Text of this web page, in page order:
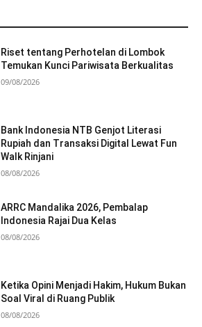
Riset tentang Perhotelan di Lombok
Temukan Kunci Pariwisata Berkualitas
09/08/2026
Bank Indonesia NTB Genjot Literasi
Rupiah dan Transaksi Digital Lewat Fun
Walk Rinjani
08/08/2026
ARRC Mandalika 2026, Pembalap
Indonesia Rajai Dua Kelas
08/08/2026
Ketika Opini Menjadi Hakim, Hukum Bukan
Soal Viral di Ruang Publik
08/08/2026